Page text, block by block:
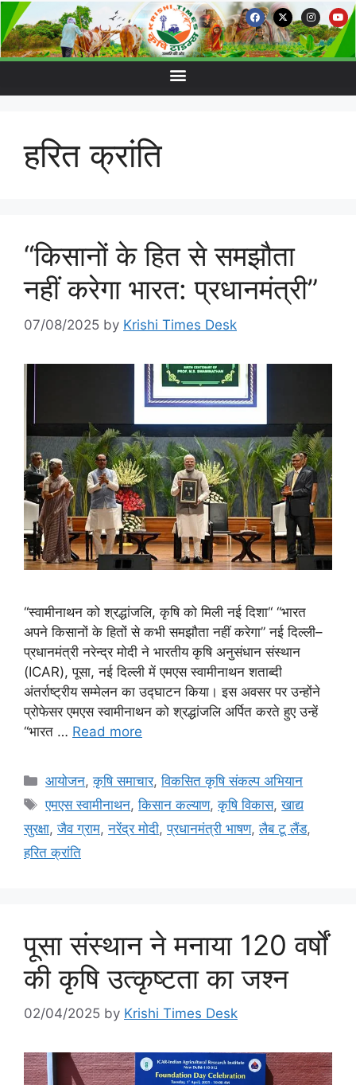
हरित क्रांति
“किसानों के हित से समझौता
नहीं करेगा भारत: प्रधानमंत्री”
07/08/2025 by Krishi Times Desk
“स्वामीनाथन को श्रद्धांजलि, कृषि को मिली नई दिशा“ “भारत
अपने किसानों के हितों से कभी समझौता नहीं करेगा” नई दिल्ली–
प्रधानमंत्री नरेन्द्र मोदी ने भारतीय कृषि अनुसंधान संस्थान
(ICAR), पूसा, नई दिल्ली में एमएस स्वामीनाथन शताब्दी
अंतर्राष्ट्रीय सम्मेलन का उद्घाटन किया। इस अवसर पर उन्होंने
प्रोफेसर एमएस स्वामीनाथन को श्रद्धांजलि अर्पित करते हुए उन्हें
“भारत … Read more
आयोजन,कृषि समाचार,विकसित कृषि संकल्प अभियान
एमएस स्वामीनाथन,किसान कल्याण,कृषि विकास,खाद्य
सुरक्षा,जैव ग्राम,नरेंद्र मोदी,प्रधानमंत्री भाषण,लैब टू लैंड,
हरित क्रांति
पूसा संस्थान ने मनाया 120 वर्षों
की कृषि उत्कृष्टता का जश्न
02/04/2025 by Krishi Times Desk